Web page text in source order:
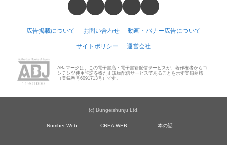
広告掲載について お問い合わせ 動画・バナー広告について
サイトポリシー 運営会社
ABJマークは、この電子書店・電子書籍配信サービスが、著作権者からコ
ンテンツ使用許諾を得た正規版配信サービスであることを示す登録商標
（登録番号6091713号）です。
(c) Bungeishunju Ltd.
Number Web CREA WEB 本の話